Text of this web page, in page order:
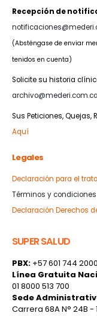
Recepción de
(Absténgase de enviar
tenidos en cuenta)
Solicite su historia
archivo@mederi.com.co
Sus Peticiones, Quejas,
Aquí
Legales
Declaración para el
Términos y condiciones
Declaración Derechos
SUPER SALUD
PBX: +57 601 744 2000
Línea Gratuita
01 8000 513 700
Sede
Carrera 68A N° 24B -